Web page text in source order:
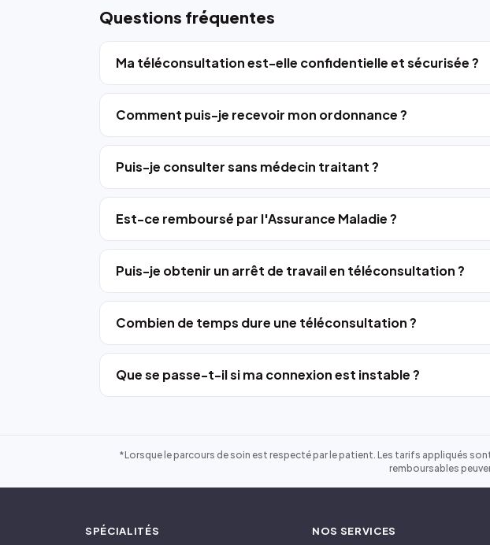
Questions fréquentes
Ma téléconsultation est-elle confidentielle et sécurisée ?
Comment puis-je recevoir mon ordonnance ?
Puis-je consulter sans médecin traitant ?
Est-ce remboursé par l'Assurance Maladie ?
Puis-je obtenir un arrêt de travail en téléconsultation ?
Combien de temps dure une téléconsultation ?
Que se passe-t-il si ma connexion est instable ?
*Lorsque le parcours de soin est respecté par le patient. Les tarifs appliqués
remboursables
SPÉCIALITÉS NOS SERVICES